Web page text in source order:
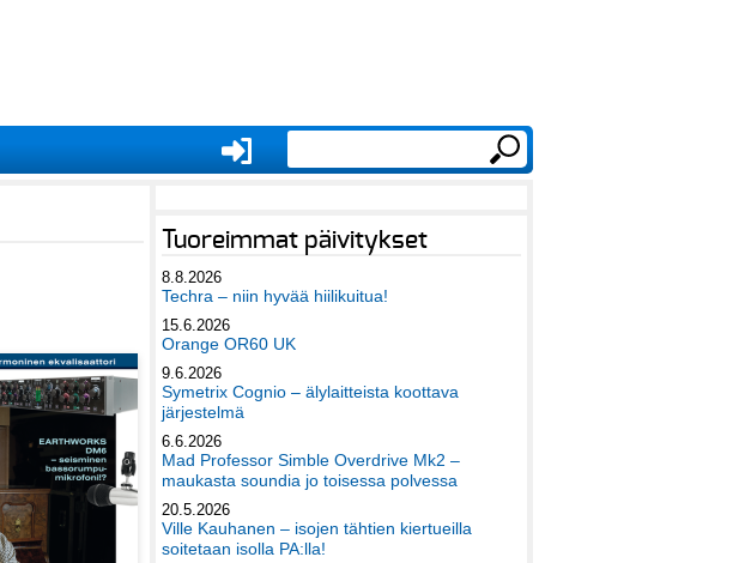
Tuoreimmat päivitykset
8.8.2026
Techra – niin hyvää hiilikuitua!
15.6.2026
Orange OR60 UK
9.6.2026
Symetrix Cognio – älylaitteista koottava
järjestelmä
6.6.2026
Mad Professor Simble Overdrive Mk2 –
maukasta soundia jo toisessa polvessa
20.5.2026
Ville Kauhanen – isojen tähtien kiertueilla
soitetaan isolla PA:lla!